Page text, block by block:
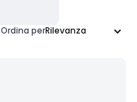
Ordina per